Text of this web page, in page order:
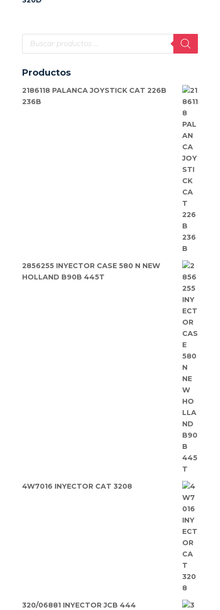
Búsqueda
productos
Productos
2186118 PALANCA JOYSTICK CAT 226B
236B
2856255 INYECTOR CASE 580 N NEW
HOLLAND B90B 445T
4W7016 INYECTOR CAT 3208
320/06881 INYECTOR JCB 444